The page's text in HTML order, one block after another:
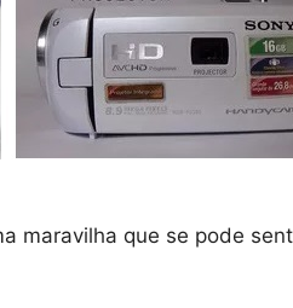
maravilha que se pode